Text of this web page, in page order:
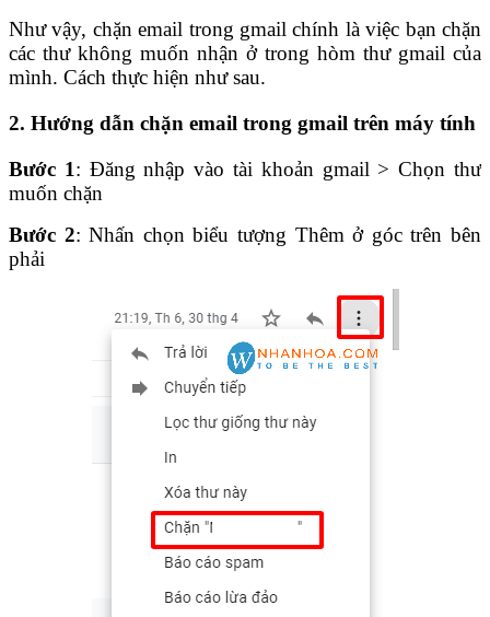
Như vậy, chặn email trong gmail chính là việc bạn chặn
các thư không muốn nhận ở trong hòm thư gmail của
mình. Cách thực hiện như sau.
2. Hướng dẫn chặn email trong gmail trên máy tính
Bước 1: Đăng nhập vào tài khoản gmail > Chọn thư
muốn chặn
Bước 2: Nhấn chọn biểu tượng Thêm ở góc trên bên
phải